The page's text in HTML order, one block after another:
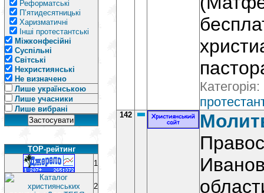
Реформатські
П’ятидесятницькі
Харизматичні
Інші протестантські
Міжконфесійні
Суспільні
Світські
Нехристиянські
Не визначено
Лише українською
Лише учасники
Лише вибрані
TOP-рейтинг
1
2
Категорія:
142